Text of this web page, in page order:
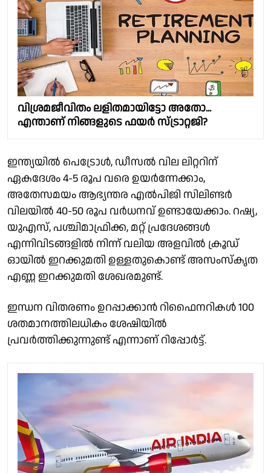
വിശ്രമജീവിതം ലളിതമായിട്ടോ അതോ...
എന്താണ് നിങ്ങളുടെ ഫയർ സ്ട്രാറ്റജി?
ഇന്ത്യയിൽ പെട്രോൾ, ഡീസൽ വില ലിറ്ററിന്
ഏകദേശം 4-5 രൂപ വരെ ഉയർന്നേക്കാം,
അതേസമയം ആഭ്യന്തര എൽപിജി സിലിണ്ടർ
വിലയിൽ 40-50 രൂപ വർധനവ് ഉണ്ടായേക്കാം. റഷ്യ,
യുഎസ്, പശ്ചിമാഫ്രിക്ക, മറ്റ് പ്രദേശങ്ങൾ
എന്നിവിടങ്ങളിൽ നിന്ന് വലിയ അളവിൽ ക്രൂഡ്
ഓയിൽ ഇറക്കുമതി ഉള്ളതുകൊണ്ട് അസംസ്കൃത
എണ്ണ ഇറക്കുമതി ശേഖരമുണ്ട്.
ഇന്ധന വിതരണം ഉറപ്പാക്കാൻ റിഫൈനറികൾ 100
ശതമാനത്തിലധികം ശേഷിയിൽ
പ്രവർത്തിക്കുന്നുണ്ട് എന്നാണ് റിപ്പോർട്ട്.